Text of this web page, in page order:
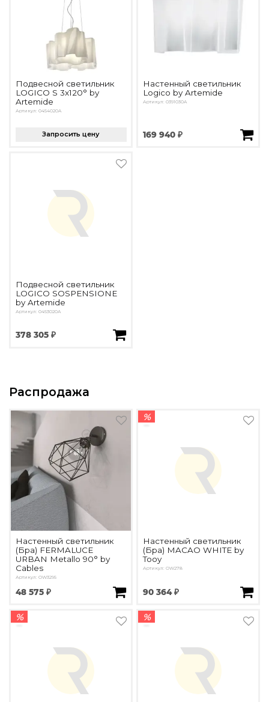
Подвесной светильник
LOGICO S 3x120° by
Artemide
Артикул: 0454020A
Запросить цену
Настенный светильник
Logico by Artemide
Артикул: 0391030A
169 940 ₽
Подвесной светильник
LOGICO SOSPENSIONE
by Artemide
Артикул: 0453020A
378 305 ₽
Распродажа
Настенный светильник
(Бра) FERMALUCE
URBAN Metallo 90° by
Cables
Артикул: OW3295
48 575 ₽
%
Настенный светильник
(Бра) MACAO WHITE by
Tooy
Артикул: OW278
90 364 ₽
% %